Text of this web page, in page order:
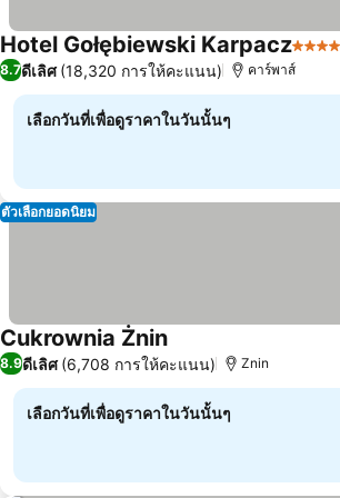
Hotel Gołębiewski Karpacz4 ดาว
8.7ดีเลิศ (18,320 การให้คะแนน) คาร์พาส์
เลือกวันที่เพื่อดูราคาในวันนั้นๆ
ตัวเลือกยอดนิยม
Cukrownia Żninดูราคา
8.9ดีเลิศ (6,708 การให้คะแนน) Znin
เลือกวันที่เพื่อดูราคาในวันนั้นๆ